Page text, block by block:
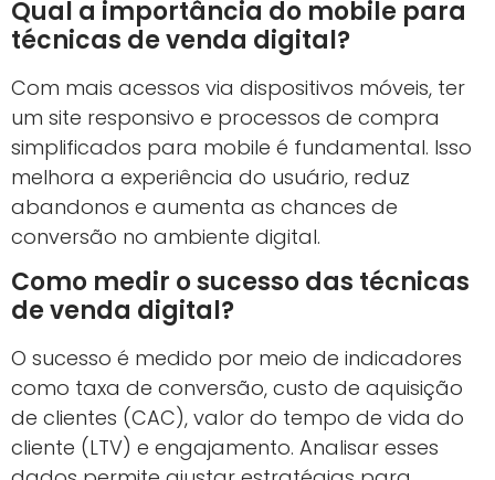
diversificados (chat, e-mail, redes sociais).
Personalize mensagens e ofertas para
clientes atuais.
Solicite feedback para aprimorar
processos.
Crie programas de fidelidade e
recompensas.
técnicas de venda digitalapresentadas
revelam estratégias poderosas que startups
utilizam para dobrar o faturamento em 2024.
Aplicar automação,marketing de conteúdo
redes sociais, funil otimizado, experiência
mobile, análise de dados e atendimento
personalizado pode transformar seu negócio.
O primeiro passo é entender que cada técnica
se complementa, formando uma engrenagem